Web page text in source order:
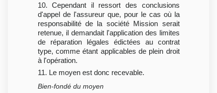
10. Cependant il ressort des conclusions
d'appel de l'assureur que, pour le cas où la
responsabilité de la société Mission serait
retenue, il demandait l'application des limites
de réparation légales édictées au contrat
type, comme étant applicables de plein droit
à l'opération.
11. Le moyen est donc recevable.
Bien-fondé du moyen